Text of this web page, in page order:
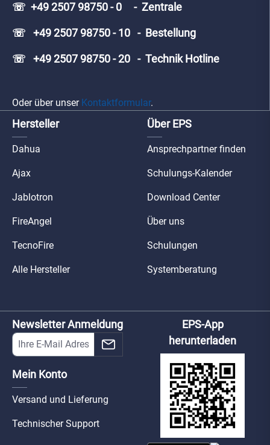
☏ +49 2507 98750 - 0 - Zentrale
☏ +49 2507 98750 - 10 - Bestellung
☏ +49 2507 98750 - 20 - Technik Hotline
Oder über unser Kontaktformular.
Hersteller
Dahua
Ajax
Jablotron
FireAngel
TecnoFire
Alle Hersteller
Über EPS
Ansprechpartner finden
Schulungs-Kalender
Download Center
Über uns
Schulungen
Systemberatung
Newsletter Anmeldung
Mein Konto
Versand und Lieferung
Technischer Support
EPS-App
herunterladen